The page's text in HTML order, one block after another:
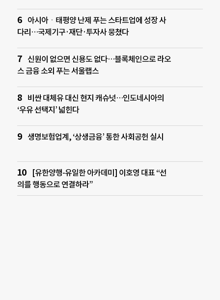
아시아ㆍ태평양 난제 푸는 스타트업에 성장 사
다리…국제기구·재단·투자사 뭉쳤다
신원이 없으면 신용도 없다…블록체인으로 라오
스 금융 소외 푸는 서울랩스
비싼 대체유 대신 현지 캐슈넛…인도네시아의
‘우유 선택지’ 넓힌다
생명보험업계, ‘상생금융’ 통한 사회공헌 실시
[유한양행-유일한 아카데미] 이호영 대표 “선
의를 행동으로 연결하라”